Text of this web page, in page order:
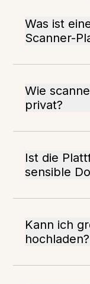
Was ist
Scanner-
Wie
privat?
Ist die
sensible
Kann ich
hochladen?